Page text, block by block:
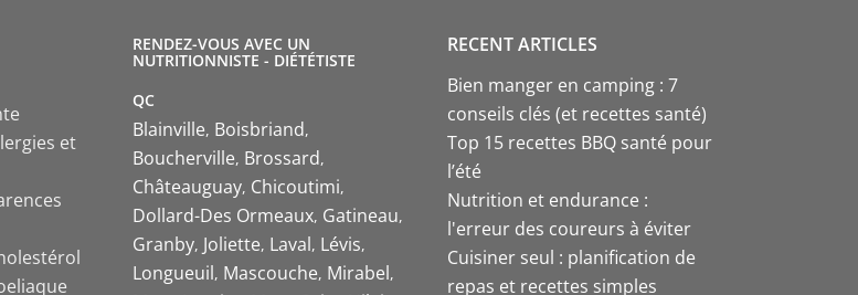
et
RENDEZ-VOUS AVEC UN
NUTRITIONNISTE - DIÉTÉTISTE
QC
Blainville Boisbriand
Boucherville Brossard
Châteauguay Chicoutimi
Dollard-Des Ormeaux Gatineau
Granby Joliette Laval Lévis
Longueuil Mascouche Mirabel
RECENT ARTICLES
Bien manger en camping : 7
conseils clés (et recettes santé)
Top 15 recettes BBQ santé pour
l’été
Nutrition et endurance :
l'erreur des coureurs à éviter
Cuisiner seul : planification de
repas et recettes simples